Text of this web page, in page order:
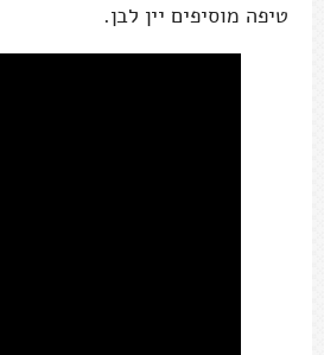
טיפה מוסיפים יין לבן.